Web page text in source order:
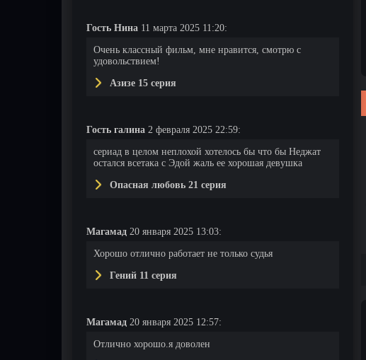
Гость Нина 11 марта 2025 11:20:
Очень классный фильм, мне нравится, смотрю с
удовольствием!
Азизе 15 серия
Гость галина 2 февраля 2025 22:59:
сериад в целом неплохой хотелось бы что бы Неджат
остался всетака с Эдой жаль ее хорошая девушка
Опасная любовь 21 серия
Магамад 20 января 2025 13:03:
Хорошо отлично работает не только судья
Гений 11 серия
Магамад 20 января 2025 12:57:
Отлично хорошо.я доволен
15 серия